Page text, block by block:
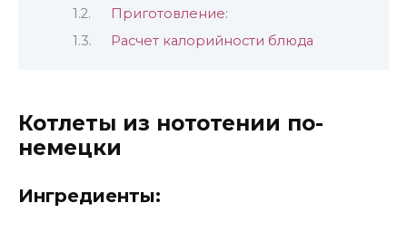
Приготовление:
Расчет калорийности блюда
Котлеты из нототении по-
немецки
Ингредиенты: